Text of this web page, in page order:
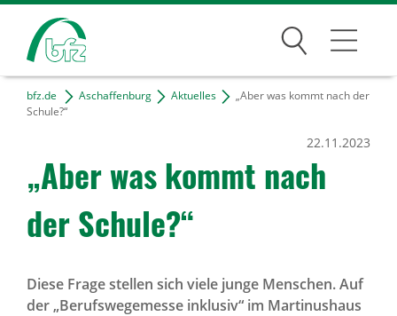
Suchen
Aschaffenburg
Über den Standort
Unser Team
Kontakt & Anfahrt
Freie Tätigkeiten
bfz.de Aschaffenburg Aktuelles
„Aber was kommt nach der
Schule?“
„Aber was kommt nach
der Schule?“
22.11.2023
Diese Frage stellen sich viele junge Menschen. Auf
der „Berufswegemesse inklusiv“ im Martinushaus